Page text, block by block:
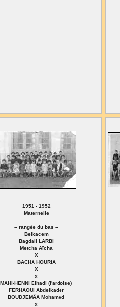
1951 - 1952
Maternelle
-- rangée du bas --
Belkacem
Bagdali LARBI
Metcha Aïcha
X
BACHA HOURIA
X
x
MAHI-HENNI Elhadi (l'ardoise)
FERHAOUI Abdelkader
BOUDJEMÂA Mohamed
x